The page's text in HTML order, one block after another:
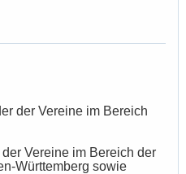
der Vereine im Bereich
Vereine im Bereich der
Württemberg sowie